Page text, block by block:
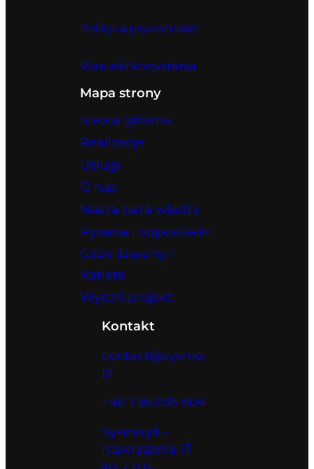
Polityka prywatności
Warunki korzystania
Mapa strony
Strona główna
Realizacje
Usługi
O nas
Nasza baza wiedzy
Pytania i odpowiedzi
Gdzie działamy?
Kariera
Wyceń projekt
Kontakt
contact@sysmo.
pl
+48 736 036 604
Sysmo.pl –
rozwiązania IT
sp. z o.o.